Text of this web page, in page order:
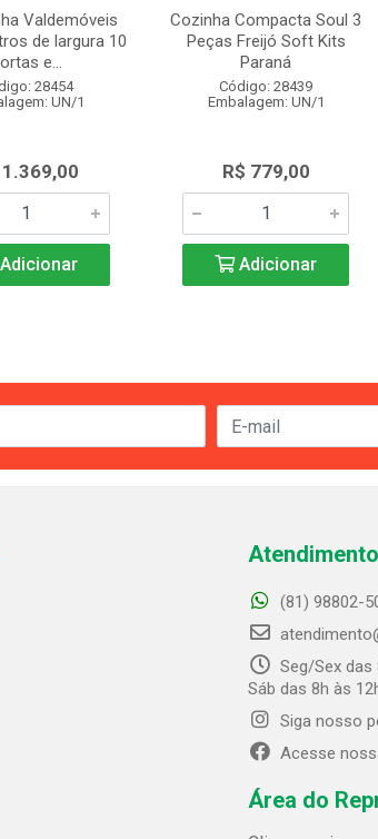
Valdemóveis
de largura 10
e...
28454
UN/1
1.369,00
Cozinha Compacta Soul 3
Peças Freijó Soft Kits
Paraná
Código: 28439
Embalagem: UN/1
R$ 779,00
Adicionar
Atendimento
(81) 98802-
Seg/Sex das
Sáb das 8h às
Siga nosso
Acesse
Área do